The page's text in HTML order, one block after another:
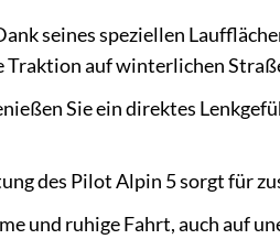
seines speziellen
Traktion auf winterlichen
Sie ein direktes
des Pilot Alpin 5 sorgt für
und ruhige Fahrt, auch auf